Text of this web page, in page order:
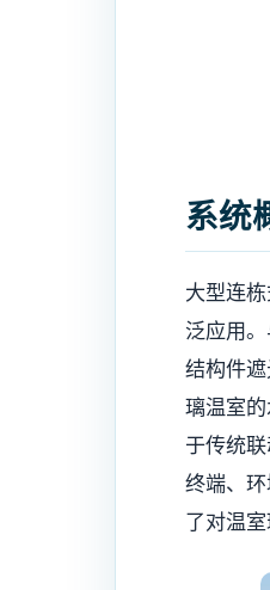
系统
大型连
泛应用
结构件
璃温室
于传统
终端、
了对温